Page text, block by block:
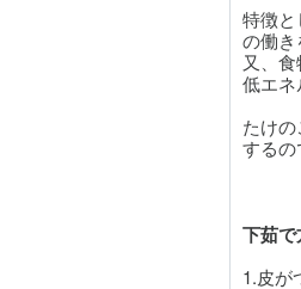
特徴
の働き
又、
低エネ
たけ
するの
下茹
1.皮が